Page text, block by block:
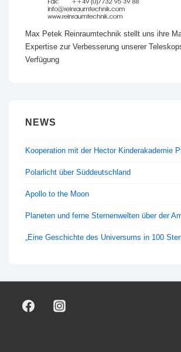
Max Petek Reinraumtechnik stellt uns ihre
Expertise zur Verbesserung unserer
Verfügung
NEWS
Kooperation mit der Hector Kinderakademie
Polarlicht über Süddeutschland
Apollo to the Moon
Planeten und ferne Sternenwelten über der
„Eine Geschichte des Universums in 100